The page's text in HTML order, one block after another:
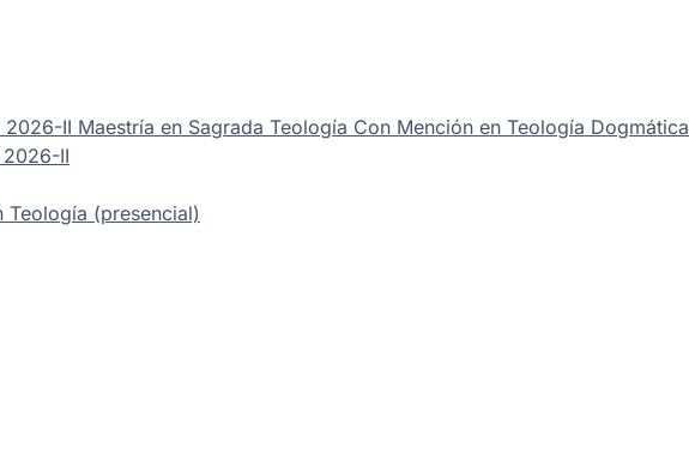
II Maestría en Sagrada Teología Con Mención en Teología Dogmática
2026-II
Teología (presencial)